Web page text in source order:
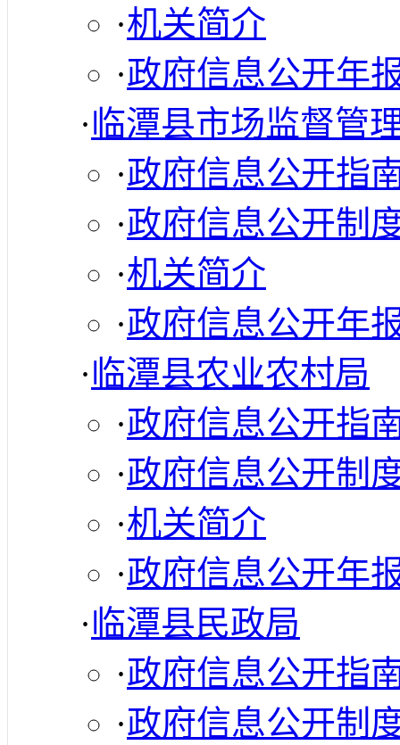
·机关简介
·政府信息公开年
·临潭县市场监督管
·政府信息公开指
·政府信息公开制
·机关简介
·政府信息公开年
·临潭县农业农村局
·政府信息公开指
·政府信息公开制
·机关简介
·政府信息公开年
·临潭县民政局
·政府信息公开指
·政府信息公开制